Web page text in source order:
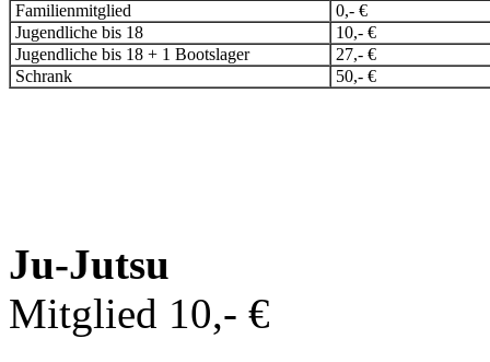
Familienmitglied
0,- €
Jugendliche bis 18
10,- €
Jugendliche bis 18 + 1 Bootslager
27,- €
Schrank
50,- €
Ju-Jutsu
Mitglied 10,- €